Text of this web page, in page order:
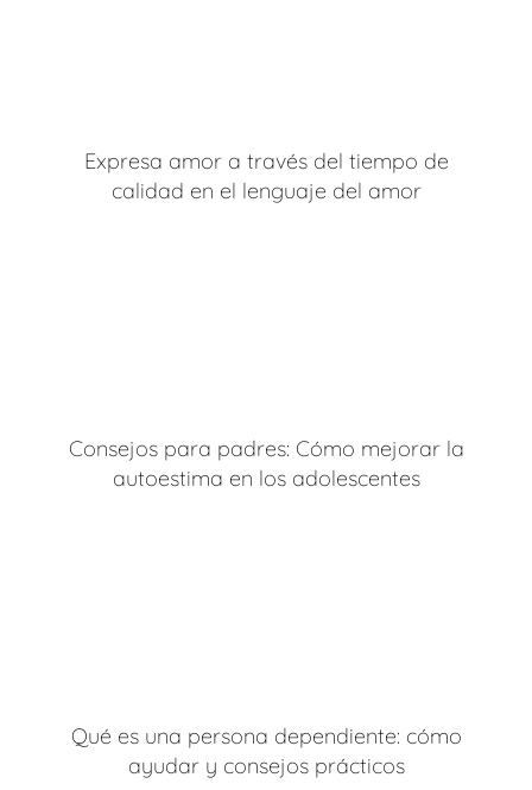
Expresa amor a través del tiempo de
calidad en el lenguaje del amor
Consejos para padres: Cómo mejorar la
autoestima en los adolescentes
Qué es una persona dependiente: cómo
ayudar y consejos prácticos